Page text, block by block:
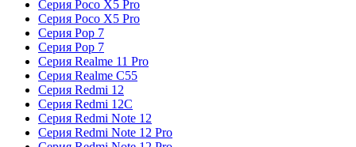
Серия Poco X5 Pro
Серия Poco X5 Pro
Серия Pop 7
Серия Pop 7
Серия Realme 11 Pro
Серия Realme C55
Серия Redmi 12
Серия Redmi 12C
Серия Redmi Note 12
Серия Redmi Note 12 Pro